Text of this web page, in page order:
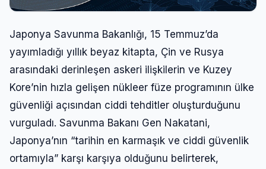
Japonya Savunma Bakanlığı, 15 Temmuz’da
yayımladığı yıllık beyaz kitapta, Çin ve Rusya
arasındaki derinleşen askeri ilişkilerin ve Kuzey
Kore’nin hızla gelişen nükleer füze programının ülke
güvenliği açısından ciddi tehditler oluşturduğunu
vurguladı. Savunma Bakanı Gen Nakatani,
Japonya’nın “tarihin en karmaşık ve ciddi güvenlik
ortamıyla” karşı karşıya olduğunu belirterek,